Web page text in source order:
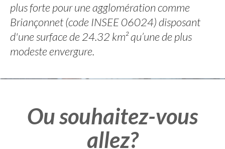
plus forte pour une agglomération comme
Briançonnet (code INSEE 06024) disposant
d'une surface de 24.32 km² qu’une de plus
modeste envergure.
Ou souhaitez-vous
allez?